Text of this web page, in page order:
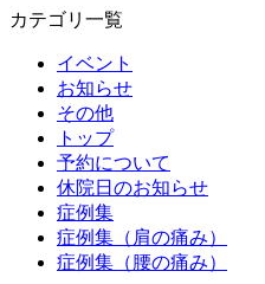
カテゴリ一覧
イベント
お知らせ
その他
トップ
予約について
休院日のお知らせ
症例集
症例集（肩の痛み）
症例集（腰の痛み）